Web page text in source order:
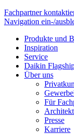
Fachpartner
Navigation ein-/
Produkte und
Inspiration
Service
Daikin
Über uns
Für
Presse
Karriere